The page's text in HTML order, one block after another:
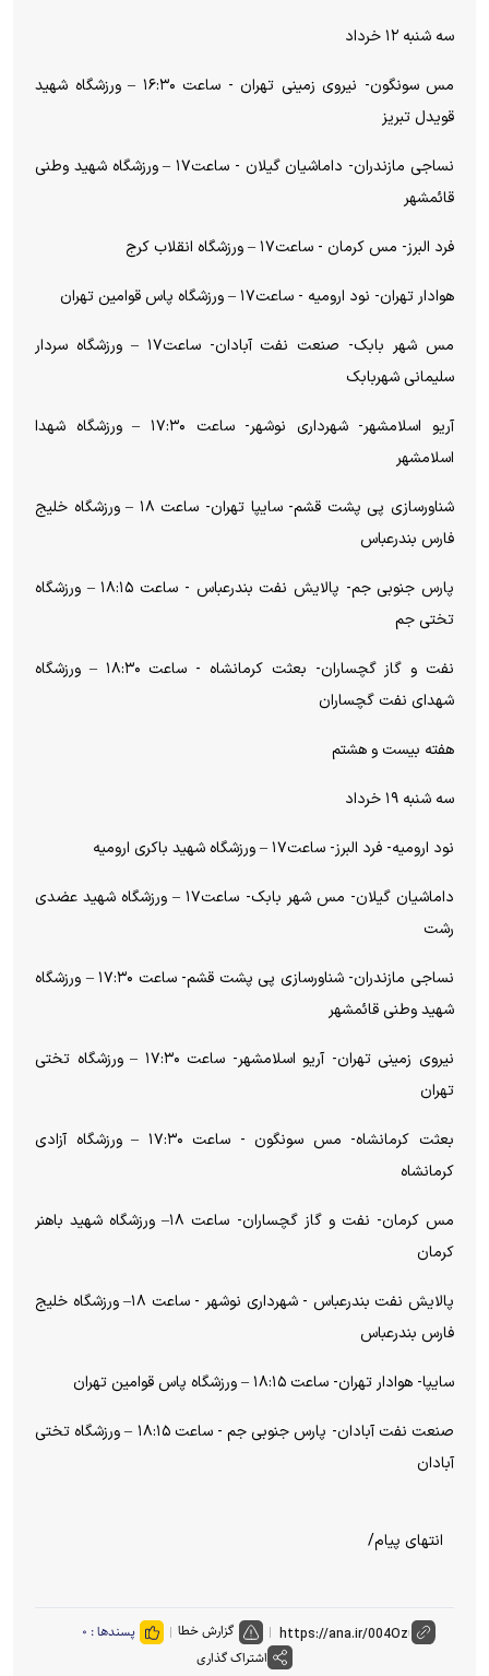
سه شنبه ۱۲ خرداد
مس سونگون- نیروی زمینی تهران - ساعت ۱۶:۳۰ – ورزشگاه شهید
قویدل تبریز
نساجی مازندران- داماشیان گیلان - ساعت۱۷ – ورزشگاه شهید وطنی
قائمشهر
فرد البرز- مس کرمان - ساعت۱۷ – ورزشگاه انقلاب کرج
هوادار تهران- نود ارومیه - ساعت۱۷ – ورزشگاه پاس قوامین تهران
مس شهر بابک- صنعت نفت آبادان- ساعت۱۷ – ورزشگاه سردار
سلیمانی شهربابک
آریو اسلامشهر- شهرداری نوشهر- ساعت ۱۷:۳۰ – ورزشگاه شهدا
اسلامشهر
شناورسازی پی پشت قشم- سایپا تهران- ساعت ۱۸ – ورزشگاه خلیج
فارس بندرعباس
پارس جنوبی جم- پالایش نفت بندرعباس - ساعت ۱۸:۱۵ – ورزشگاه
تختی جم
نفت و گاز گچساران- بعثت کرمانشاه - ساعت ۱۸:۳۰ – ورزشگاه
شهدای نفت گچساران
هفته بیست و هشتم
سه شنبه ۱۹ خرداد
نود ارومیه- فرد البرز- ساعت۱۷ – ورزشگاه شهید باکری ارومیه
داماشیان گیلان- مس شهر بابک- ساعت۱۷ – ورزشگاه شهید عضدی
رشت
نساجی مازندران- شناورسازی پی پشت قشم- ساعت ۱۷:۳۰ – ورزشگاه
شهید وطنی قائمشهر
نیروی زمینی تهران- آریو اسلامشهر- ساعت ۱۷:۳۰ – ورزشگاه تختی
تهران
بعثت کرمانشاه- مس سونگون - ساعت ۱۷:۳۰ – ورزشگاه آزادی
کرمانشاه
مس کرمان- نفت و گاز گچساران- ساعت ۱۸– ورزشگاه شهید باهنر
کرمان
پالایش نفت بندرعباس - شهرداری نوشهر - ساعت ۱۸– ورزشگاه خلیج
فارس بندرعباس
سایپا- هوادار تهران- ساعت ۱۸:۱۵ – ورزشگاه پاس قوامین تهران
صنعت نفت آبادان- پارس جنوبی جم - ساعت ۱۸:۱۵ – ورزشگاه تختی
آبادان
انتهای پیام/
گزارش خطا پسندها : ۰
اشتراک گذاری